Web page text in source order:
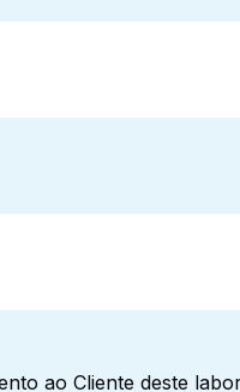
ao Cliente deste